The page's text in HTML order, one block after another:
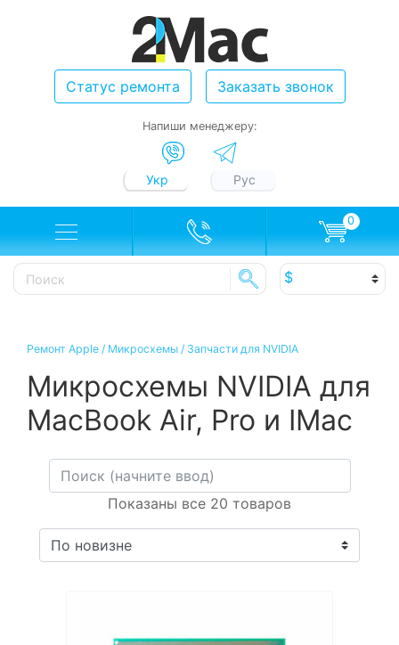
Статус ремонта Заказать звонок
Напиши менеджеру:
Укр Рус
0
Ремонт Apple / Микросхемы / Запчасти для NVIDIA
Микросхемы NVIDIA для
MacBook Air, Pro и IMac
Показаны все 20 товаров